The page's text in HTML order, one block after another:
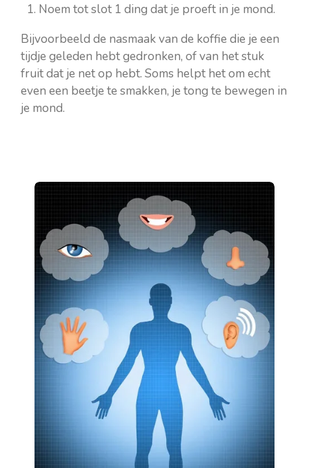
Noem tot slot 1 ding dat je proeft in je mond.
Bijvoorbeeld de nasmaak van de koffie die je een
tijdje geleden hebt gedronken, of van het stuk
fruit dat je net op hebt. Soms helpt het om echt
even een beetje te smakken, je tong te bewegen in
je mond.